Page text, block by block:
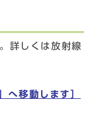
詳しくは放射線
へ移動します］